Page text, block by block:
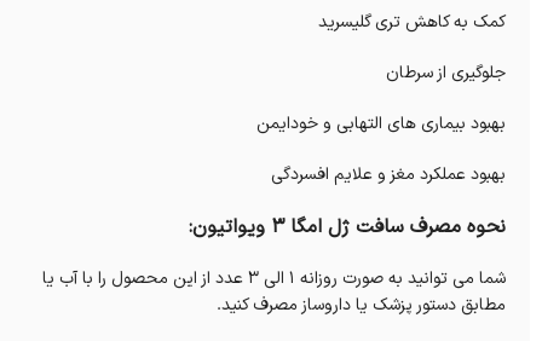
کمک به کاهش تری گلیسرید
جلوگیری از سرطان
بهبود بیماری های التهابی و خودایمن
بهبود عملکرد مغز و علایم افسردگی
نحوه مصرف سافت ژل امگا 3 ویواتیون:
شما می توانید به صورت روزانه 1 الی 3 عدد از این محصول را با آب یا
مطابق دستور پزشک یا داروساز مصرف کنید.